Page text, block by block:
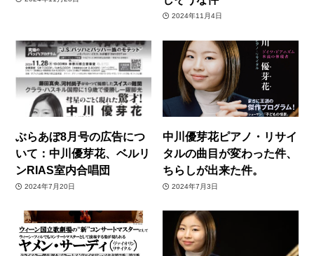
2024年11月4日
ぶらあぼ8月号の広告につ
いて：中川優芽花、ベルリ
ンRIAS室内合唱団
2024年7月20日
中川優芽花ピアノ・リサイ
タルの曲目が変わった件、
ちらしが出来た件。
2024年7月3日